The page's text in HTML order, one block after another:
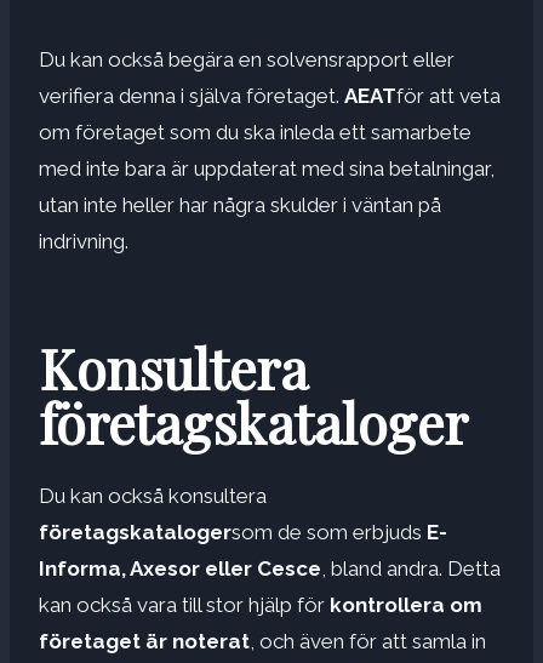
Du kan också begära en solvensrapport eller
verifiera denna i själva företaget. AEATför att veta
om företaget som du ska inleda ett samarbete
med inte bara är uppdaterat med sina betalningar,
utan inte heller har några skulder i väntan på
indrivning.
Konsultera
företagskataloger
Du kan också konsultera
företagskatalogersom de som erbjuds E-
Informa, Axesor eller Cesce , bland andra. Detta
kan också vara till stor hjälp för kontrollera om
företaget är noterat , och även för att samla in